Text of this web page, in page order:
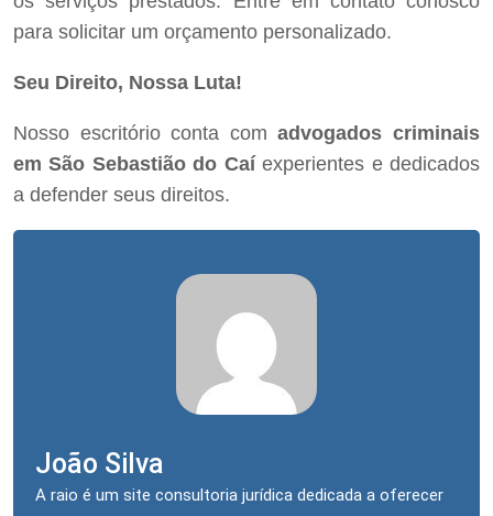
para solicitar um orçamento personalizado.
Seu Direito, Nossa Luta!
Nosso escritório conta comadvogados criminais
em São Sebastião do Caíexperientes e dedicados
a defender seus direitos.
João Silva
A raio é um site consultoria jurídica dedicada a oferecer